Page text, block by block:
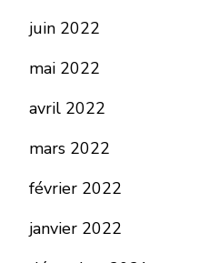
juin 2022
mai 2022
avril 2022
mars 2022
février 2022
janvier 2022